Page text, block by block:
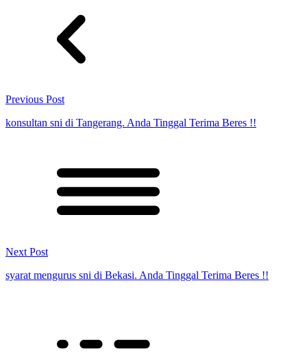
Previous Post
konsultan sni di Tangerang. Anda Tinggal Terima Beres !!
Next Post
syarat mengurus sni di Bekasi. Anda Tinggal Terima Beres !!